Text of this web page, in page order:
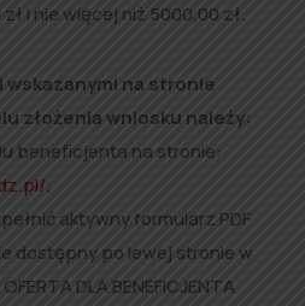
i nie więcej niż 5000,00 zł.
na stronie
złożenia wniosku należy:
beneficjenta na stronie:
;
aktywny formularz PDF
dostępny po lewej stronie w
DLA BENEFICJENTA